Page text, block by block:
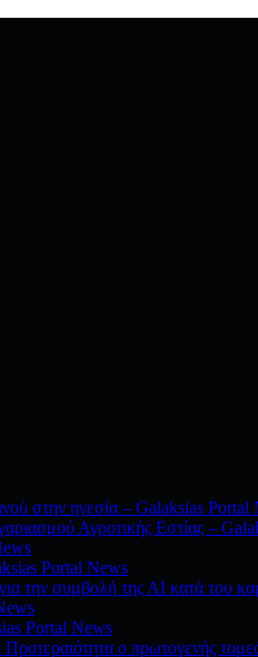
στην ηγεσία – Galaksias Portal
Αγροτικής Εστίας –
Portal News
την συμβολή της ΑΙ κατά του
Portal News
ο πρωτογενής